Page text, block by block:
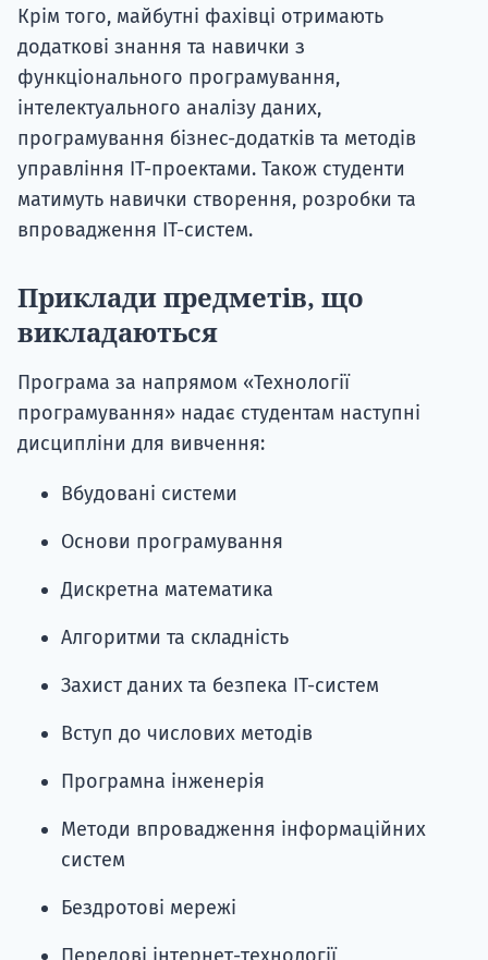
Крім того, майбутні фахівці отримають
додаткові знання та навички з
функціонального програмування,
інтелектуального аналізу даних,
програмування бізнес-додатків та методів
управління ІТ-проектами. Також студенти
матимуть навички створення, розробки та
впровадження ІТ-систем.
Приклади предметів, що
викладаються
Програма за напрямом «Технології
програмування» надає студентам наступні
дисципліни для вивчення:
Вбудовані системи
Основи програмування
Дискретна математика
Алгоритми та складність
Захист даних та безпека ІТ-систем
Вступ до числових методів
Програмна інженерія
Методи впровадження інформаційних
систем
Бездротові мережі